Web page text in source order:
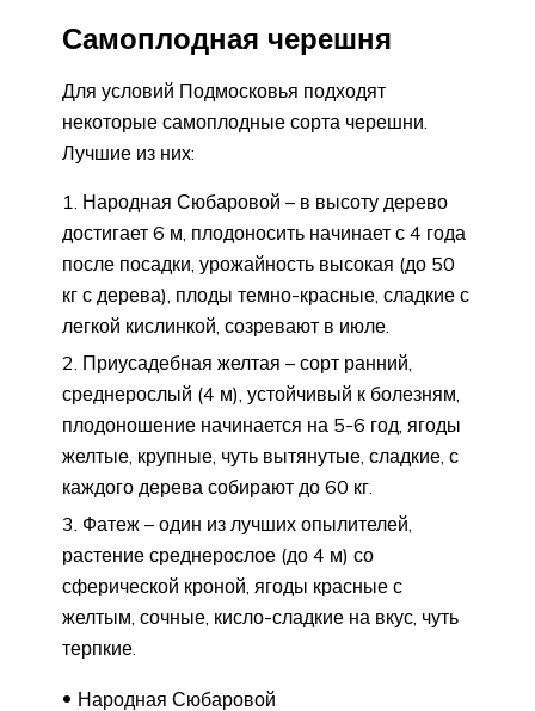
Самоплодная черешня
Для условий Подмосковья подходят
некоторые самоплодные сорта черешни.
Лучшие из них:
Народная Сюбаровой – в высоту дерево
достигает 6 м, плодоносить начинает с 4 года
после посадки, урожайность высокая (до 50
кг с дерева), плоды темно-красные, сладкие с
легкой кислинкой, созревают в июле.
Приусадебная желтая – сорт ранний,
среднерослый (4 м), устойчивый к болезням,
плодоношение начинается на 5-6 год, ягоды
желтые, крупные, чуть вытянутые, сладкие, с
каждого дерева собирают до 60 кг.
Фатеж – один из лучших опылителей,
растение среднерослое (до 4 м) со
сферической кроной, ягоды красные с
желтым, сочные, кисло-сладкие на вкус, чуть
терпкие.
Народная Сюбаровой